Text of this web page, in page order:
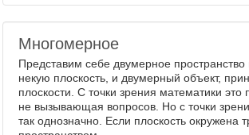
Многомерное
Представим себе двумерное пространство
некую плоскость, и двумерный объект,
плоскости. С точки зрения математики это
не вызывающая вопросов. Но с точки
так однозначно. Если плоскость окружена